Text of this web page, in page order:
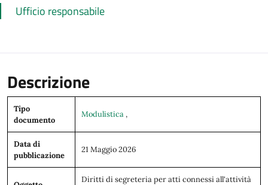
Ufficio responsabile
Descrizione
Tipo
documento
Modulistica ,
Data di
pubblicazione
21 Maggio 2026
Diritti di segreteria per atti connessi all'attività